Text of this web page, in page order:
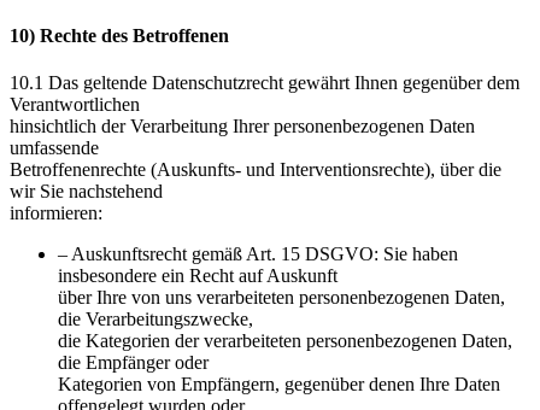
10) Rechte des Betroffenen
10.1 Das geltende Datenschutzrecht gewährt Ihnen gegenüber dem
Verantwortlichen
hinsichtlich der Verarbeitung Ihrer personenbezogenen Daten
umfassende
Betroffenenrechte (Auskunfts- und Interventionsrechte), über die
wir Sie nachstehend
informieren:
– Auskunftsrecht gemäß Art. 15 DSGVO: Sie haben
insbesondere ein Recht auf Auskunft
über Ihre von uns verarbeiteten personenbezogenen Daten,
die Verarbeitungszwecke,
die Kategorien der verarbeiteten personenbezogenen Daten,
die Empfänger oder
Kategorien von Empfängern, gegenüber denen Ihre Daten
offengelegt wurden oder